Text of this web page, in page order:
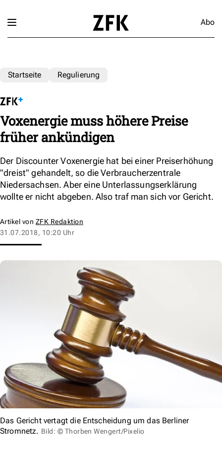
Abo
Startseite Regulierung
Voxenergie muss höhere Preise
früher ankündigen
Der Discounter Voxenergie hat bei einer Preiserhöhung
"dreist" gehandelt, so die Verbraucherzentrale
Niedersachsen. Aber eine Unterlassungserklärung
wollte er nicht abgeben. Also traf man sich vor Gericht.
Artikel von ZFK Redaktion
31.07.2018, 10:20 Uhr
Das Gericht vertagt die Entscheidung um das Berliner
Stromnetz. Bild: © Thorben Wengert/Pixelio